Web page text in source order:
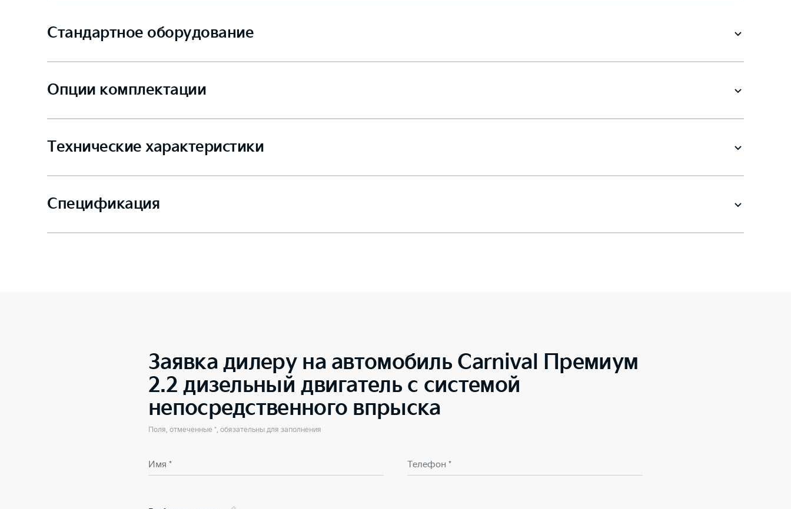
Стандартное оборудование
Опции комплектации
Технические характеристики
Спецификация
Заявка дилеру на автомобиль Carnival Премиум
2.2 дизельный двигатель с системой
непосредственного впрыска
Поля, отмеченные *, обязательны для заполнения
Имя * Телефон *